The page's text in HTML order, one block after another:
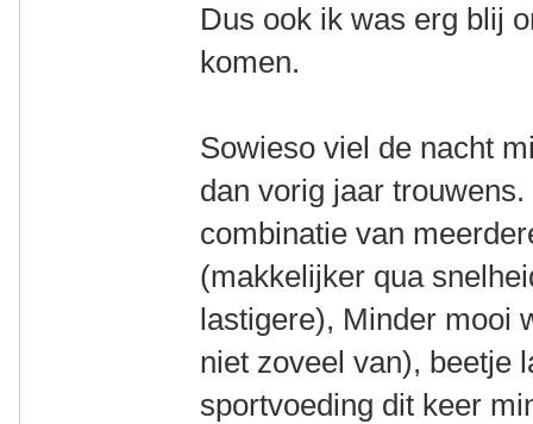
Dus ook ik was erg blij
komen.
Sowieso viel de nacht
dan vorig jaar
combinatie van
(makkelijker qua
lastigere), Minder mooi
niet zoveel van), beetje
sportvoeding dit keer